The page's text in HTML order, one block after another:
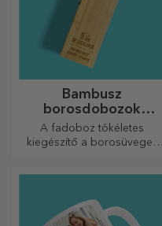
otthonának, irodájának vagy
stúdiójának.
Bambusz
borosdobozok
kiegészítőkkel
A fadoboz tökéletes
kiegészítő a borosüvegek